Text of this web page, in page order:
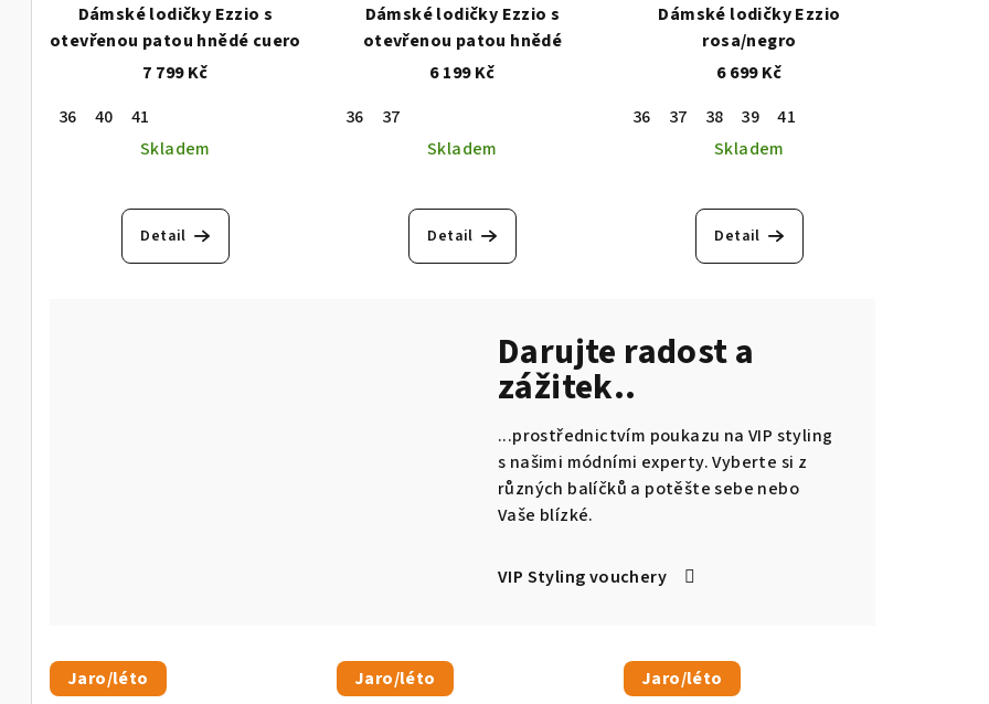
Dámské lodičky Ezzio s
otevřenou patou hnědé cuero
7 799 Kč
36
40
41
Skladem
Detail
Dámské lodičky Ezzio s
otevřenou patou hnědé
6 199 Kč
36
37
Skladem
Detail
Dámské lodičky Ezzio
rosa/negro
6 699 Kč
36
37 38 39
41
Skladem
Detail
Darujte radost a
zážitek..
...prostřednictvím poukazu na VIP styling
s našimi módními experty. Vyberte si z
různých balíčků a potěšte sebe nebo
Vaše blízké.
VIP Styling vouchery
Jaro/léto Jaro/léto Jaro/léto